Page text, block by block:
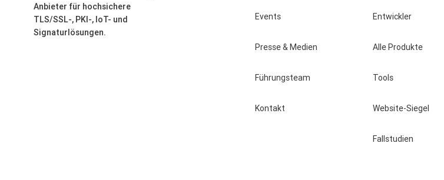
Anbieter für hochsichere
TLS/SSL-, PKI-, IoT- und
Signaturlösungen.
Events
Presse & Medien
Führungsteam
Kontakt
Entwickler
Alle Produkte
Tools
Website-Siegel
Fallstudien